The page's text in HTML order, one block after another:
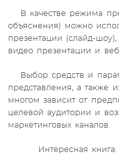
В качестве режима
объяснения) можно
презентации (слайд-
видео презентации и
Выбор средств и
представления, а также
многом зависит от
целевой аудитории и
маркетинговых каналов.
Интересная книга.